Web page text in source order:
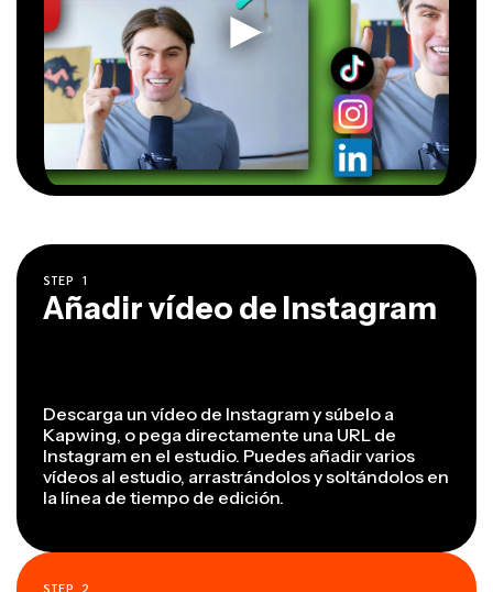
STEP 1
Añadir vídeo de Instagram
Descarga un vídeo de Instagram y súbelo a
Kapwing, o pega directamente una URL de
Instagram en el estudio. Puedes añadir varios
vídeos al estudio, arrastrándolos y soltándolos en
la línea de tiempo de edición.
STEP 2